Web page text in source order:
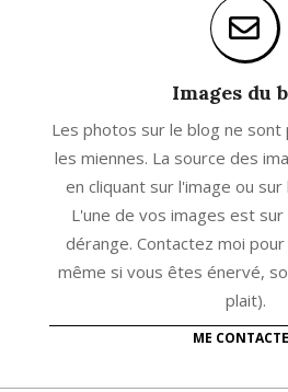
Images du
Les photos sur le blog ne
les miennes. La source des
en cliquant sur l'image ou
L'une de vos images est
dérange. Contactez moi
même si vous êtes énervé,
plait).
ME